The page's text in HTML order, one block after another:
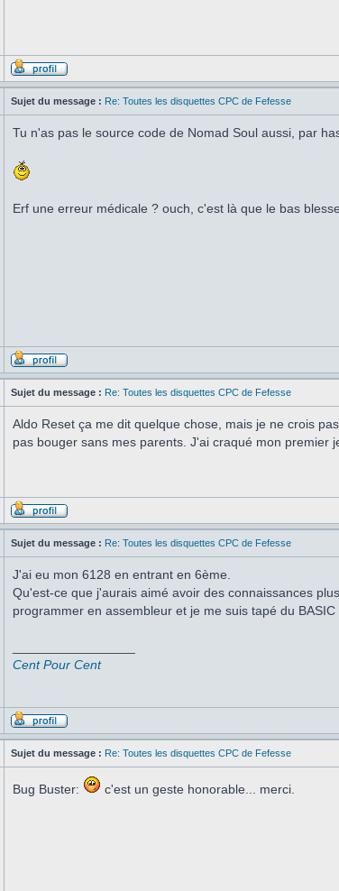
Sujet du message : Re: Toutes les disquettes CPC de Fefesse
Tu n'as pas le source code de Nomad Soul aussi, par
Erf une erreur médicale ? ouch, c'est là que le bas blesse.
Sujet du message : Re: Toutes les disquettes CPC de Fefesse
Aldo Reset ça me dit quelque chose, mais je ne crois
pas bouger sans mes parents. J'ai craqué mon premier
Sujet du message : Re: Toutes les disquettes CPC de Fefesse
J'ai eu mon 6128 en entrant en 6ème.
Qu'est-ce que j'aurais aimé avoir des connaissances
programmer en assembleur et je me suis tapé du BASIC
Cent Pour Cent
Sujet du message : Re: Toutes les disquettes CPC de Fefesse
Bug Buster: c'est un geste honorable... merci.